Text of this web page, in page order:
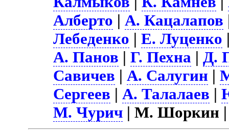
Алберто |А. Кацалапов
Лебеденко |Е. Луценко
А. Панов |Г. Пехна |Д.
Савичев |А. Салугин |
Сергеев |А. Талалаев |
М. Чурич | М. Шоркин